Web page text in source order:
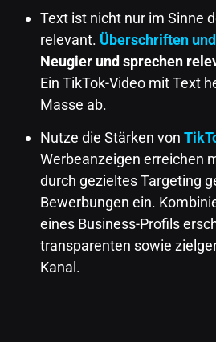
Text ist nicht nur im Sinne
relevant. Überschriften
Neugier und sprechen
Ein TikTok-Video mit Text
Masse ab.
Nutze die Stärken von
Werbeanzeigen erreichen
durch gezieltes Targeting
Bewerbungen ein.
eines Business-Profils
transparenten sowie
Kanal.